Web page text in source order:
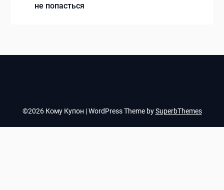
не попасться
©2026 Кому Купон | WordPress Theme bySuperbThemes